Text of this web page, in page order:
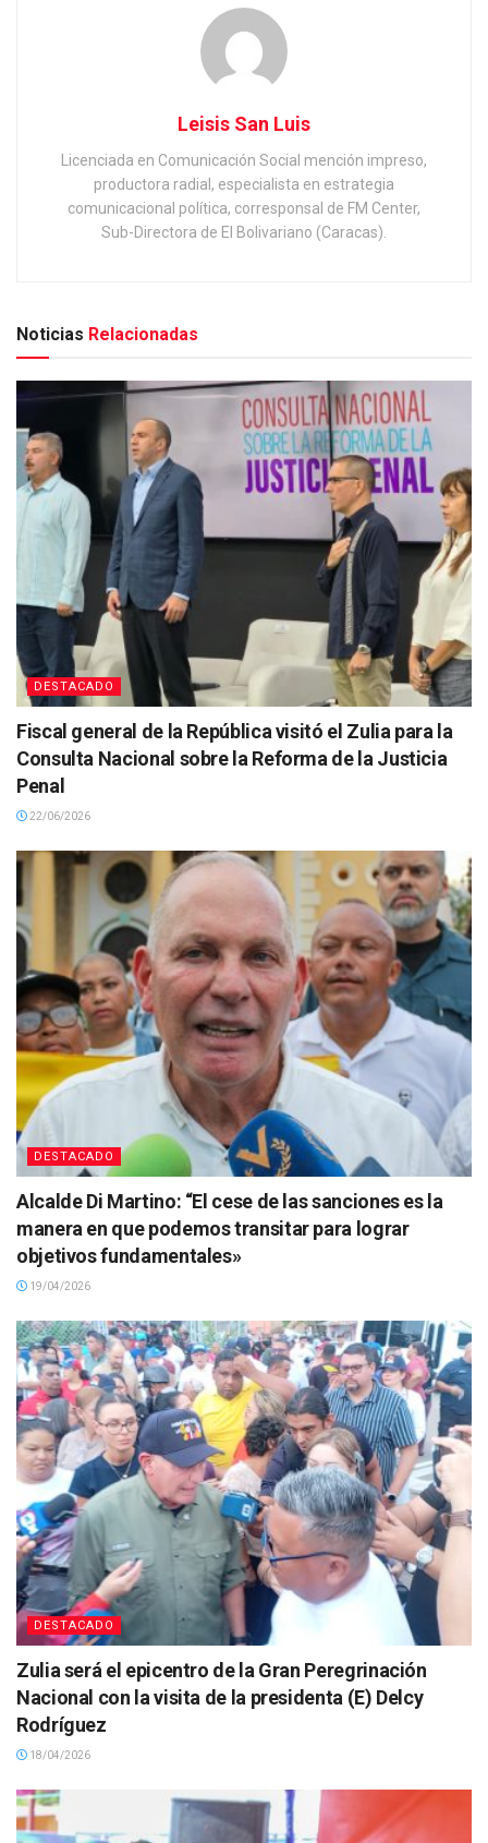
Leisis San Luis
Licenciada en Comunicación Social mención impreso,
productora radial, especialista en estrategia
comunicacional política, corresponsal de FM Center,
Sub-Directora de El Bolivariano (Caracas).
Noticias Relacionadas
DESTACADO
Fiscal general de la República visitó el Zulia para la
Consulta Nacional sobre la Reforma de la Justicia
Penal
22/06/2026
DESTACADO
Alcalde Di Martino: “El cese de las sanciones es la
manera en que podemos transitar para lograr
objetivos fundamentales»
19/04/2026
DESTACADO
Zulia será el epicentro de la Gran Peregrinación
Nacional con la visita de la presidenta (E) Delcy
Rodríguez
18/04/2026